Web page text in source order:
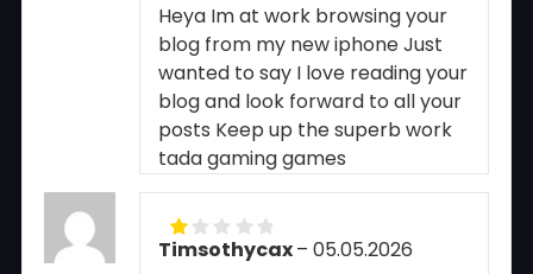
of 5
Heya Im at work browsing your
blog from my new iphone Just
wanted to say I love reading your
blog and look forward to all your
posts Keep up the superb work
tada gaming games
Rated
Timsothycax– 05.05.2026